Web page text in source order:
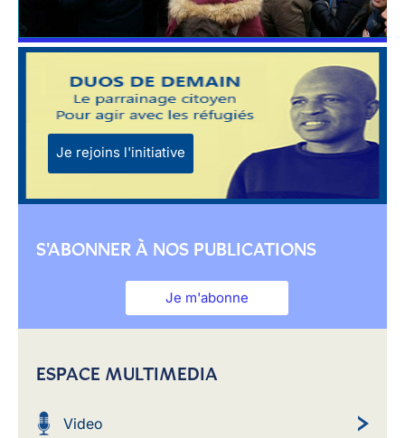
Je rejoins l'initiative
S'ABONNER À NOS PUBLICATIONS
Je m'abonne
ESPACE MULTIMEDIA
Video